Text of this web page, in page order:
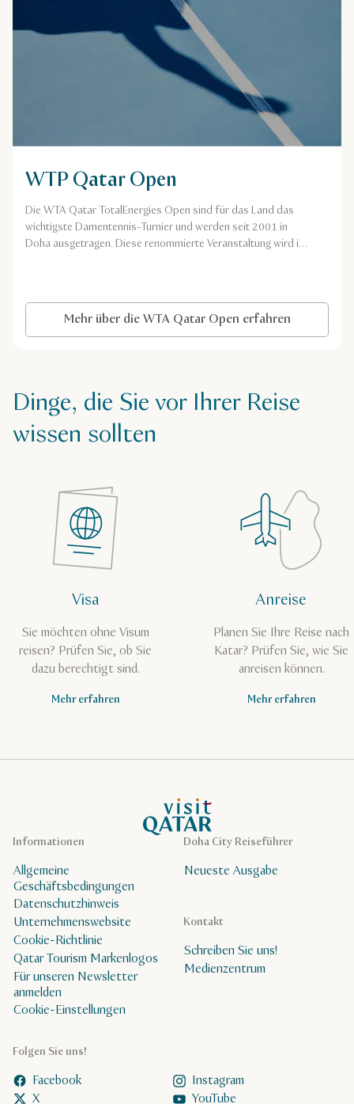
WTP Qatar Open
Die WTA Qatar TotalEnergies Open sind für das Land das
wichtigste Damentennis-Turnier und werden seit 2001 in
Doha ausgetragen. Diese renommierte Veranstaltung wird in
Mehr über die WTA Qatar Open erfahren
Dinge, die Sie vor Ihrer Reise
wissen sollten
Visa
Sie möchten ohne Visum
reisen? Prüfen Sie, ob Sie
dazu berechtigt sind.
Mehr erfahren
Anreise
Planen Sie Ihre Reise nach
Katar? Prüfen Sie, wie Sie
anreisen können.
Mehr erfahren
VisitQatar Homepage
Doha City Reiseführer
Neueste Ausgabe
Folgen Sie uns!
Facebook
Instagram
X
YouTube
Kontakt
Schreiben Sie uns!
Medienzentrum
Informationen
Allgemeine
Geschäftsbedingungen
Datenschutzhinweis
Unternehmenswebsite
Cookie-Richtlinie
Qatar Tourism Markenlogos
Für unseren Newsletter
anmelden
Cookie-Einstellungen